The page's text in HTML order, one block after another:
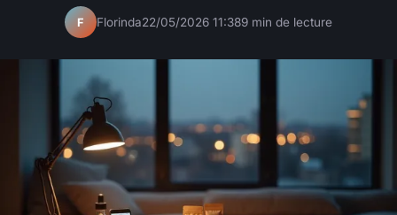
F Florinda22/05/2026 11:389 min de lecture